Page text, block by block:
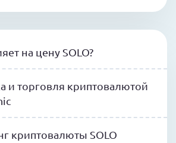
на цену SOLO?
и торговля криптовалютой
криптовалюты SOLO